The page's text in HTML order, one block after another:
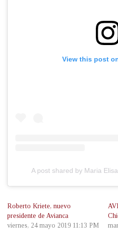
View this post
A post shared by Maria
Roberto Kriete, nuevo
presidente de Avianca
viernes, 24 mayo 2019 11:13 PM